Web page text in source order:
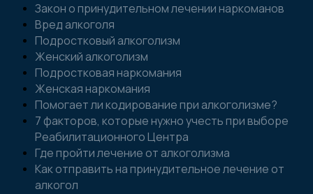
Закон о принудительном лечении наркоманов
Вред алкоголя
Подростковый алкоголизм
Женский алкоголизм
Подростковая наркомания
Женская наркомания
Помогает ли кодирование при алкоголизме?
7 факторов, которые нужно учесть при выборе
Реабилитационного Центра
Где пройти лечение от алкоголизма
Как отправить на принудительное лечение от
алкогол